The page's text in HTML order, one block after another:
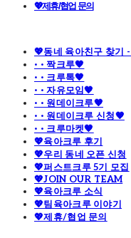
💖제휴/협업 문의
💖동네 육아친구 찾기
· · 짝크루🧡
· · 크루톡🧡
· · 자유모임🧡
· · 원데이크루🧡
· · 원데이크루 신청🧡
· · 크루마켓🧡
💖육아크루 후기
💖우리 동네 오픈 신청
💖퍼스트크루 5기 모집
💖JOIN OUR TEAM
💖육아크루 소식
💖팀육아크루 이야기
💖제휴/협업 문의